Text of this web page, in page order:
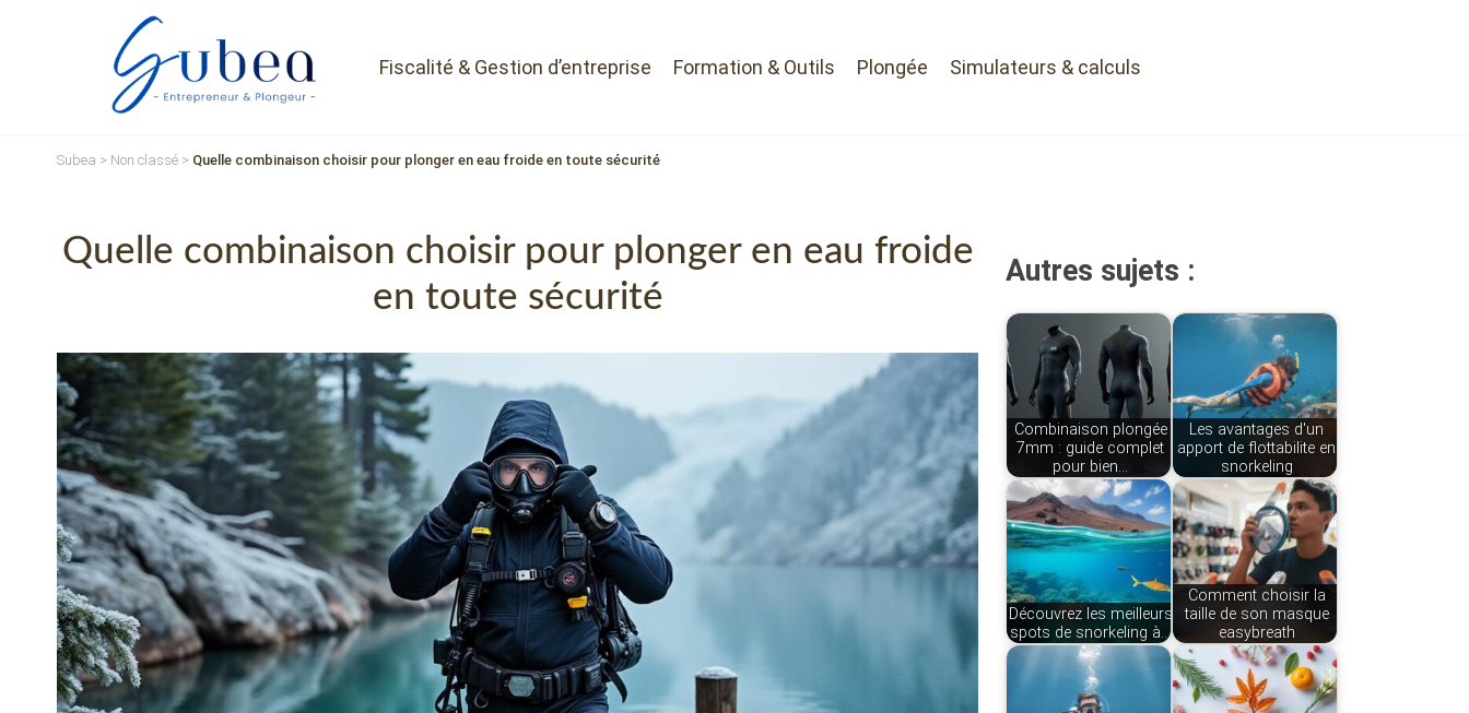
Fiscalité & Gestion d’entreprise Formation & Outils Plongée Simulateurs & calculs
Subea > Non classé > Quelle combinaison choisir pour plonger en eau froide en toute sécurité
Quelle combinaison choisir pour plonger en eau froide
en toute sécurité
Autres sujets :
Combinaison plongée
7mm : guide complet
pour bien…
Les avantages d'un
apport de flottabilite en
snorkeling
Découvrez les meilleurs
spots de snorkeling à…
Comment choisir la
taille de son masque
easybreath